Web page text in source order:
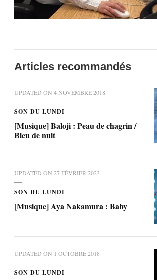
Articles recommandés
UPDATED ON 4 NOVEMBRE 2018
SON DU LUNDI
[Musique] Baloji : Peau de chagrin /
Bleu de nuit
UPDATED ON 27 FÉVRIER 2023
SON DU LUNDI
[Musique] Aya Nakamura : Baby
UPDATED ON 1 OCTOBRE 2018
SON DU LUNDI